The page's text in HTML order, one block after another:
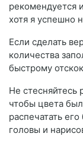
рекомендуется
хотя я успешно
Если сделать
количества
быстрому
Не стесняйтесь
чтобы цвета
распечатать
головы и